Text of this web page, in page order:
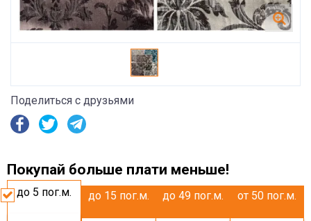
Поделиться с друзьями
Покупай больше плати меньше!
до 5 пог.м. до 15 пог.м. до 49 пог.м. от 50 пог.м.